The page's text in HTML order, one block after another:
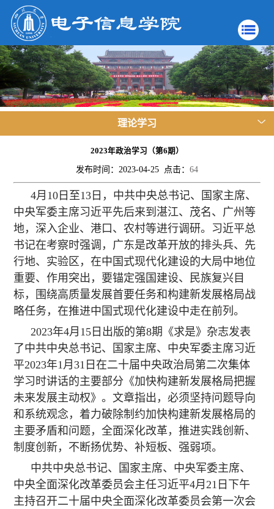
理论学习
2023年政治学习（第6期）
发布时间：2023-04-25 点击： 64
4月10日至13日，中共中央总书记、国家主席、
中央军委主席习近平先后来到湛江、茂名、广州等
地，深入企业、港口、农村等进行调研。习近平总
书记在考察时强调，广东是改革开放的排头兵、先
行地、实验区，在中国式现代化建设的大局中地位
重要、作用突出，要锚定强国建设、民族复兴目
标，围绕高质量发展首要任务和构建新发展格局战
略任务，在推进中国式现代化建设中走在前列。
2023年4月15日出版的第8期《求是》杂志发表
了中共中央总书记、国家主席、中央军委主席习近
平2023年1月31日在二十届中央政治局第二次集体
学习时讲话的主要部分《加快构建新发展格局把握
未来发展主动权》。文章指出，必须坚持问题导向
和系统观念，着力破除制约加快构建新发展格局的
主要矛盾和问题，全面深化改革，推进实践创新、
制度创新，不断扬优势、补短板、强弱项。
中共中央总书记、国家主席、中央军委主席、
中央全面深化改革委员会主任习近平4月21日下午
主持召开二十届中央全面深化改革委员会第一次会